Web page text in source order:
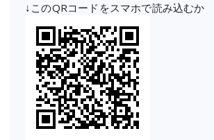
↓このQRコードをスマホで読み込むか